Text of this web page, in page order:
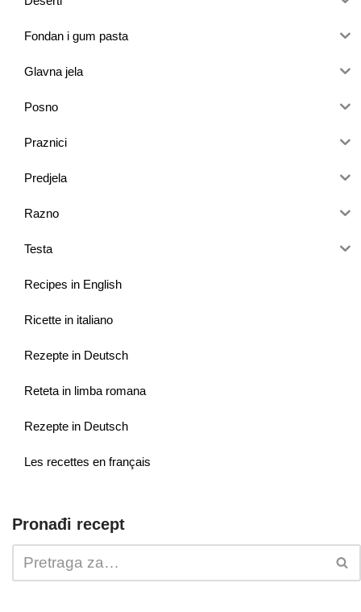
Fondan i gum pasta
Glavna jela
Posno
Praznici
Predjela
Razno
Testa
Recipes in English
Ricette in italiano
Rezepte in Deutsch
Reteta in limba romana
Rezepte in Deutsch
Les recettes en français
Pronađi recept